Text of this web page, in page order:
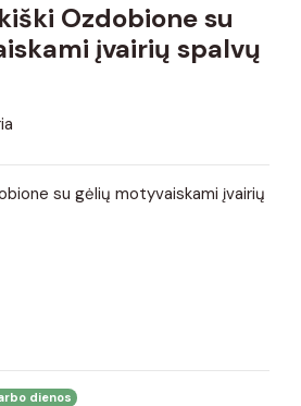
Ozdobione su
įvairių spalvų
su gėlių motyvaiskami įvairių
dienos